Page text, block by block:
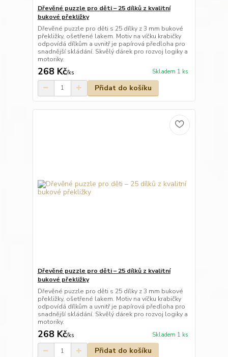
Dřevěné puzzle pro děti – 25 dílků z kvalitní
bukové překližky
Dřevěné puzzle pro děti s 25 dílky z 3 mm bukové
překližky, ošetřené lakem. Motiv na víčku krabičky
odpovídá dílkům a uvnitř je papírová předloha pro
snadnější skládání. Skvělý dárek pro rozvoj logiky a
motoriky.
268 Kč/ks Skladem 1 ks
Přidat do košíku
Dřevěné puzzle pro děti – 25 dílků z kvalitní
bukové překližky
Dřevěné puzzle pro děti s 25 dílky z 3 mm bukové
překližky, ošetřené lakem. Motiv na víčku krabičky
odpovídá dílkům a uvnitř je papírová předloha pro
snadnější skládání. Skvělý dárek pro rozvoj logiky a
motoriky.
268 Kč/ks Skladem 1 ks
Přidat do košíku